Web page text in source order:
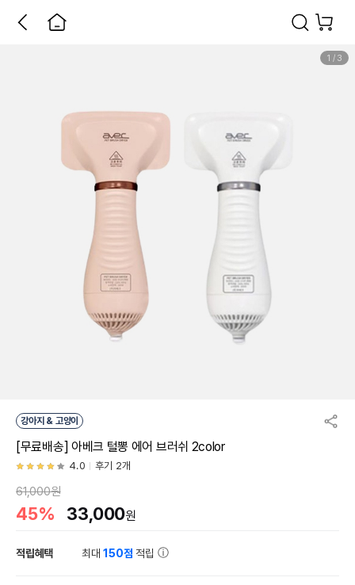
1 / 3
강아지 & 고양이
[무료배송] 아베크 털뽕 에어 브러쉬 2color
4.0 후기 2개
61,000원
45% 33,000원
적립혜택 최대150점 적립